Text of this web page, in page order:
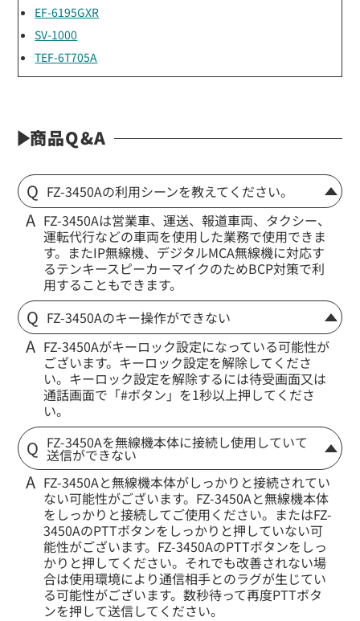
EF-6195GXR
SV-1000
TEF-6T705A
商品Q&A
FZ-3450Aの利用シーンを教えてください。
FZ-3450Aは営業車、運送、報道車両、タクシー、
運転代行などの車両を使用した業務で使用できま
す。またIP無線機、デジタルMCA無線機に対応す
るテンキースピーカーマイクのためBCP対策で利
用することもできます。
FZ-3450Aのキー操作ができない
FZ-3450Aがキーロック設定になっている可能性が
ございます。キーロック設定を解除してくださ
い。キーロック設定を解除するには待受画面又は
通話画面で「#ボタン」を1秒以上押してくださ
い。
FZ-3450Aを無線機本体に接続し使用していて
送信ができない
FZ-3450Aと無線機本体がしっかりと接続されてい
ない可能性がございます。FZ-3450Aと無線機本体
をしっかりと接続してご使用ください。またはFZ-
3450AのPTTボタンをしっかりと押していない可
能性がございます。FZ-3450AのPTTボタンをしっ
かりと押してください。それでも改善されない場
合は使用環境により通信相手とのラグが生じてい
る可能性がございます。数秒待って再度PTTボタ
ンを押して送信してください。